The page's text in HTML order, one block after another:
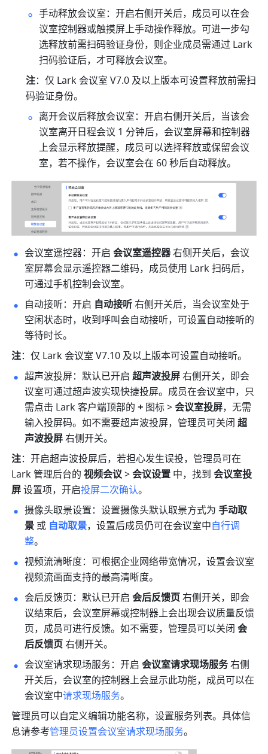
手动释放会议室：开启右侧开关后，成员可以在会
议室控制器或触摸屏上手动操作释放。可进一步勾
选释放前需扫码验证身份，则企业成员需通过 Lark
扫码验证后，才可释放会议室。
注：仅 Lark 会议室 V7.0 及以上版本可设置释放前需扫
码验证身份。
离开会议后释放会议室：开启右侧开关后，当该会
议室离开日程会议 1 分钟后，会议室屏幕和控制器
上会显示释放提醒，成员可以选择释放或保留会议
室，若不操作，会议室会在 60 秒后自动释放。
会议室遥控器：开启 会议室遥控器 右侧开关后，会议
室屏幕会显示遥控器二维码，成员使用 Lark 扫码后，
可通过手机控制会议室。
自动接听：开启 自动接听 右侧开关后，当会议室处于
空闲状态时，收到呼叫会自动接听，可设置自动接听的
等待时长。
注：仅 Lark 会议室 V7.10 及以上版本可设置自动接听。
超声波投屏：默认已开启 超声波投屏 右侧开关，即会
议室可通过超声波实现快捷投屏。成员在会议室中，只
需点击 Lark 客户端顶部的 + 图标 > 会议室投屏，无需
输入投屏码。如不需要超声波投屏，管理员可关闭 超
声波投屏 右侧开关。
注：开启超声波投屏后，若担心发生误投，管理员可在
Lark 管理后台的 视频会议 > 会议设置 中，找到 会议室投
屏 设置项，开启投屏二次确认。
摄像头取景设置：设置摄像头默认取景方式为 手动取
景 或 自动取景，设置后成员仍可在会议室中自行调
整。
视频流清晰度：可根据企业网络带宽情况，设置会议室
视频流画面支持的最高清晰度。
会后反馈页：默认已开启 会后反馈页 右侧开关，即会
议结束后，会议室屏幕或控制器上会出现会议质量反馈
页，成员可进行反馈。如不需要，管理员可以关闭 会
后反馈页 右侧开关。
会议室请求现场服务：开启 会议室请求现场服务 右侧
开关后，会议室的控制器上会显示此功能，成员可以在
会议室中请求现场服务。
管理员可以自定义编辑功能名称，设置服务列表。具体信
息请参考管理员设置会议室请求现场服务。